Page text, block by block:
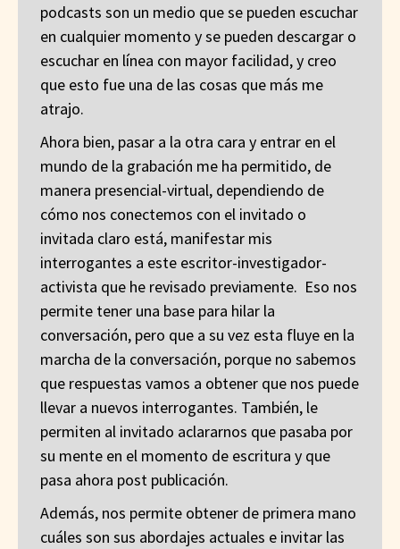
podcasts son un medio que se pueden escuchar
en cualquier momento y se pueden descargar o
escuchar en línea con mayor facilidad, y creo
que esto fue una de las cosas que más me
atrajo.
Ahora bien, pasar a la otra cara y entrar en el
mundo de la grabación me ha permitido, de
manera presencial-virtual, dependiendo de
cómo nos conectemos con el invitado o
invitada claro está, manifestar mis
interrogantes a este escritor-investigador-
activista que he revisado previamente. Eso nos
permite tener una base para hilar la
conversación, pero que a su vez esta fluye en la
marcha de la conversación, porque no sabemos
que respuestas vamos a obtener que nos puede
llevar a nuevos interrogantes. También, le
permiten al invitado aclararnos que pasaba por
su mente en el momento de escritura y que
pasa ahora post publicación.
Además, nos permite obtener de primera mano
cuáles son sus abordajes actuales e invitar las